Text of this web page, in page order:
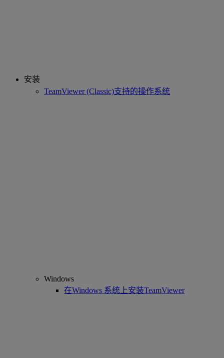
安装
TeamViewer (Classic)支持的操作系统
Windows
在Windows 系统上安装TeamViewer